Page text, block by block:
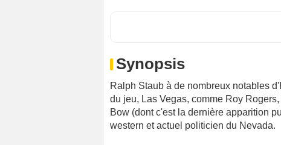
Synopsis
Ralph Staub à de nombreux notables
du jeu, Las Vegas, comme Roy
Bow (dont c'est la dernière apparition
western et actuel politicien du Nevada.